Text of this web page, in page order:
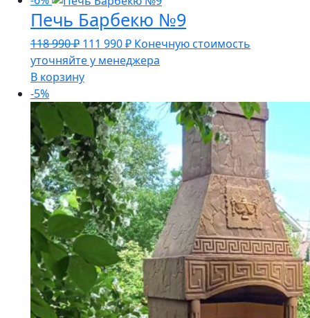
Печь Барбекю №9
118 990₽ Первоначальная
цена
составляла
990 ₽.
111 990₽Текущая
цена:
Конечную стоимость
уточняйте у менеджера
В корзину
-5%